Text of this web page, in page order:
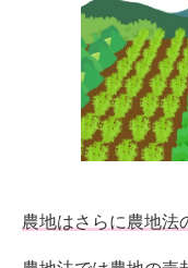
農地はさらに農地法